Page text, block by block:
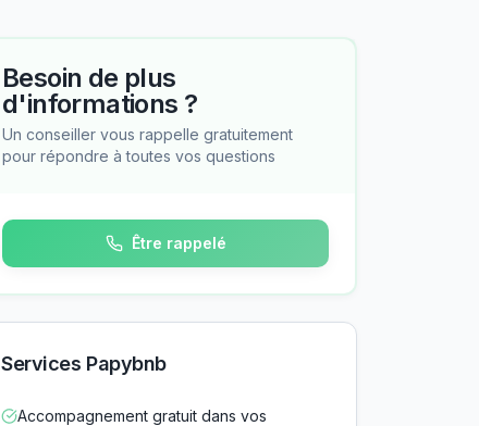
Besoin de plus
d'informations ?
Un conseiller vous rappelle gratuitement
pour répondre à toutes vos questions
Être rappelé
Services Papybnb
Accompagnement gratuit dans vos